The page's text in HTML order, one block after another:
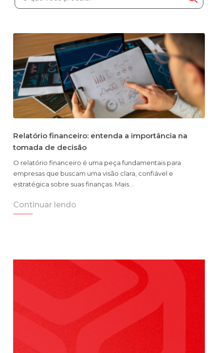
Automatize planejamento, fechamento e
Complexidade Alta
Empresas que faturam acima de R$200M por ano
Conheça o produto
Demonstração Gratuita
Relatório financeiro: entenda a importância na
tomada de decisão
O relatório financeiro é uma peça fundamentais para
empresas que buscam uma visão clara, confiável e
estratégica sobre suas finanças. Mais…
Continuar lendo